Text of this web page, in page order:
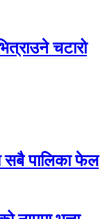
चटारो
सबै पालिका फेल